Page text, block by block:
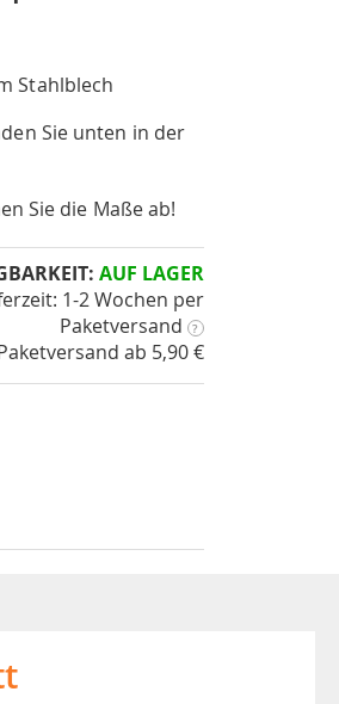
Stahlblech
Sie unten in der
Sie die Maße ab!
AUF LAGER
1-2 Wochen per
Paketversand
?
ab 5,90 €